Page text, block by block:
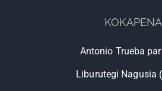
KOKAPENA
Antonio Trueba
Liburutegi Nagusia